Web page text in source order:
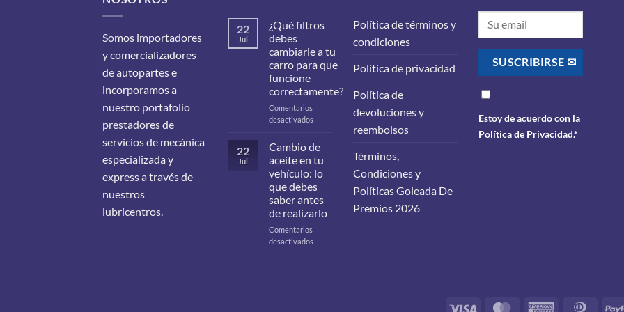
Somos importadores
y comercializadores
de autopartes e
incorporamos a
nuestro portafolio
prestadores de
servicios de mecánica
especializada y
express a través de
nuestros
lubricentros.
22
Jul
¿Qué filtros
debes
cambiarle a tu
carro para que
funcione
correctamente?
Comentarios
desactivados
filtros
debes
cambiarle
a
tu
carro
para
22
Jul
Cambio de
aceite en tu
vehículo: lo
que debes
saber antes
de realizarlo
Comentarios
desactivados
Política de términos y
condiciones
Política de privacidad
Política de
devoluciones y
reembolsos
Términos,
Condiciones y
Políticas Goleada De
Premios 2026
Estoy de acuerdo con la
Política de Privacidad.*
Visa MasterCardAmerican